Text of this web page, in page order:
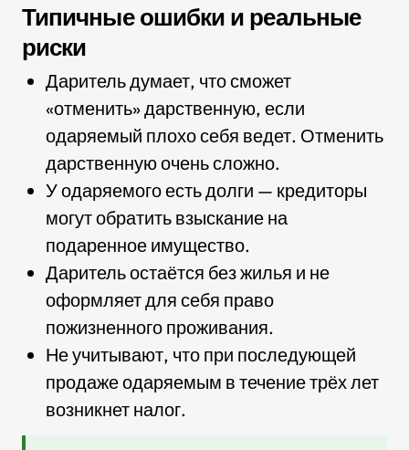
Типичные ошибки и реальные
риски
Даритель думает, что сможет
«отменить» дарственную, если
одаряемый плохо себя ведет. Отменить
дарственную очень сложно.
У одаряемого есть долги — кредиторы
могут обратить взыскание на
подаренное имущество.
Даритель остаётся без жилья и не
оформляет для себя право
пожизненного проживания.
Не учитывают, что при последующей
продаже одаряемым в течение трёх лет
возникнет налог.